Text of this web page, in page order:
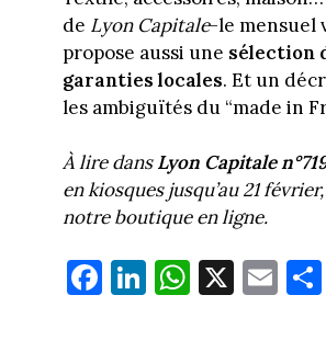
de Lyon Capitale-le mensuel
propose aussi une sélection
garanties locales. Et un
les ambiguïtés du “made in
À lire dansLyon Capitale
en kiosques jusqu’au 21
notre boutique en ligne.
Fa
ce
Li
nk
W
ha
X E
m
Pa